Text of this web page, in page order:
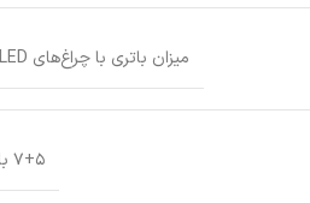
میزان باتری با چراغ‌های LED سفید و نارنجی
۷+۵ با طراحی بی‌نظیر